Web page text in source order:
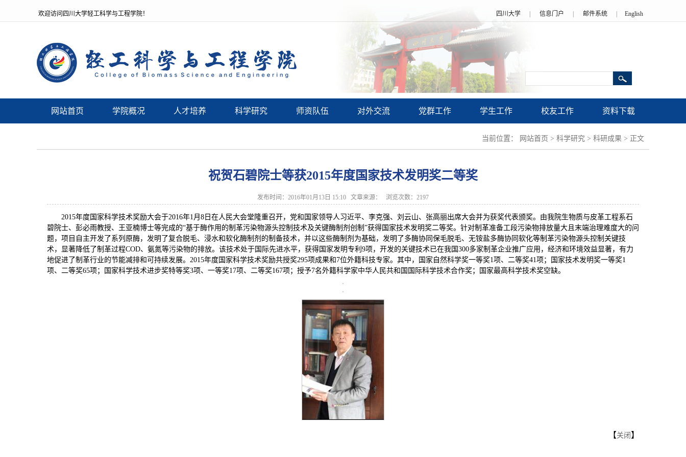
欢迎访问四川大学轻工科学与工程学院！ 四川大学 信息门户 邮件系统 English
网站首页 学院概况 人才培养 科学研究 师资队伍 对外交流 党群工作 学生工作 校友工作 资料下载
当前位置： 网站首页 > 科学研究 > 科研成果 > 正文
祝贺石碧院士等获2015年度国家技术发明奖二等奖
发布时间：2016年01月13日 15:10 文章来源： 浏览次数： 2197
2015年度国家科学技术奖励大会于2016年1月8日在人民大会堂隆重召开，党和国家领导人习近平、李克强、刘云山、张高丽出席大会并为获奖代表颁奖。由我院生物质与皮革工程系石
碧院士、彭必雨教授、王亚楠博士等完成的“基于酶作用的制革污染物源头控制技术及关键酶制剂创制”获得国家技术发明奖二等奖。针对制革准备工段污染物排放量大且末端治理难度大的问
题，项目自主开发了系列原酶，发明了复合脱毛、浸水和软化酶制剂的制备技术，并以这些酶制剂为基础，发明了多酶协同保毛脱毛、无铵盐多酶协同软化等制革污染物源头控制关键技
术，显著降低了制革过程COD、氨氮等污染物的排放。该技术处于国际先进水平，获得国家发明专利9项，开发的关键技术已在我国300多家制革企业推广应用，经济和环境效益显著，有力
地促进了制革行业的节能减排和可持续发展。2015年度国家科学技术奖励共授奖295项成果和7位外籍科技专家。其中，国家自然科学奖一等奖1项、二等奖41项；国家技术发明奖一等奖1
项、二等奖65项；国家科学技术进步奖特等奖3项、一等奖17项、二等奖167项；授予7名外籍科学家中华人民共和国国际科学技术合作奖；国家最高科学技术奖空缺。
【关闭 】